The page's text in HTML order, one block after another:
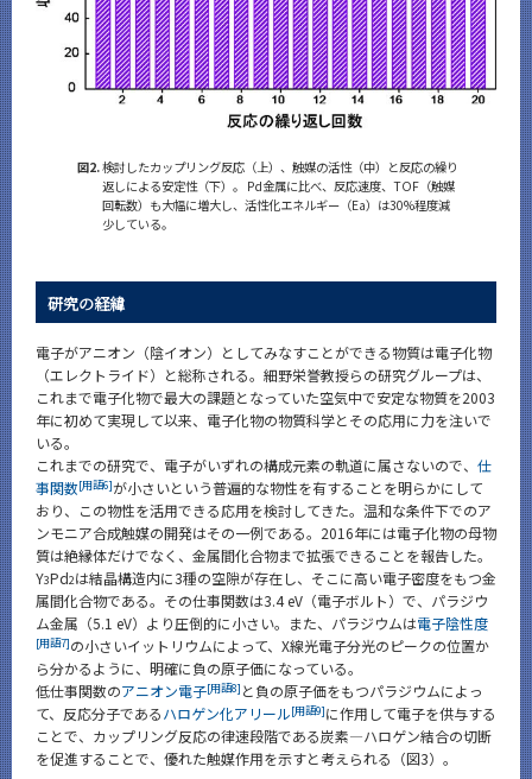
図2.検討したカップリング反応（上）、触媒の活性（中）と反応の繰り
返しによる安定性（下）。 Pd金属に比べ、反応速度、TOF（触媒
回転数）も大幅に増大し、活性化エネルギー（Ea）は30%程度減
少している。
研究の経緯
電子がアニオン（陰イオン）としてみなすことができる物質は電子化物
（エレクトライド）と総称される。細野栄誉教授らの研究グループは、
これまで電子化物で最大の課題となっていた空気中で安定な物質を2003
年に初めて実現して以来、電子化物の物質科学とその応用に力を注いで
いる。
これまでの研究で、電子がいずれの構成元素の軌道に属さないので、 仕
事関数[用語6]が小さいという普遍的な物性を有することを明らかにして
おり、この物性を活用できる応用を検討してきた。温和な条件下でのア
ンモニア合成触媒の開発はその一例である。2016年には電子化物の母物
質は絶縁体だけでなく、金属間化合物まで拡張できることを報告した。
Y3Pd2は結晶構造内に3種の空隙が存在し、そこに高い電子密度をもつ金
属間化合物である。その仕事関数は3.4 eV（電子ボルト）で、パラジウ
ム金属（5.1 eV）より圧倒的に小さい。また、パラジウムは電子陰性度
[用語7]の小さいイットリウムによって、X線光電子分光のピークの位置か
ら分かるように、明確に負の原子価になっている。
低仕事関数のアニオン電子[用語8] と負の原子価をもつパラジウムによっ
て、反応分子であるハロゲン化アリール[用語9]に作用して電子を供与する
ことで、カップリング反応の律速段階である炭素―ハロゲン結合の切断
を促進することで、優れた触媒作用を示すと考えられる（図3）。